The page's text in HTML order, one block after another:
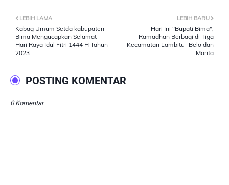
LEBIH BARU
Hari Ini "Bupati Bima",
Ramadhan Berbagi di Tiga
Kecamatan Lambitu -Belo dan
Monta
LEBIH LAMA
Kabag Umum Setda kabupaten
Bima Mengucapkan Selamat
Hari Raya Idul Fitri 1444 H Tahun
2023
POSTING KOMENTAR
0 Komentar